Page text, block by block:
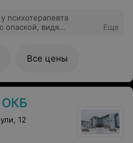
психотерапевта
опаской, видя
и мягкий, не
и дала дальнейшие
довольна по итогу.
Еще
Все цены
ОКБ
12